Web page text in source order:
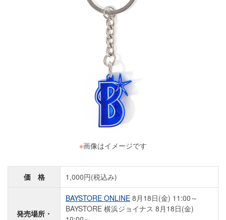
※画像はイメージです
価 格 1,000円(税込み)
発売場所・
BAYSTORE ONLINE 8月18日(金) 11:00～
BAYSTORE 横浜ジョイナス 8月18日(金)